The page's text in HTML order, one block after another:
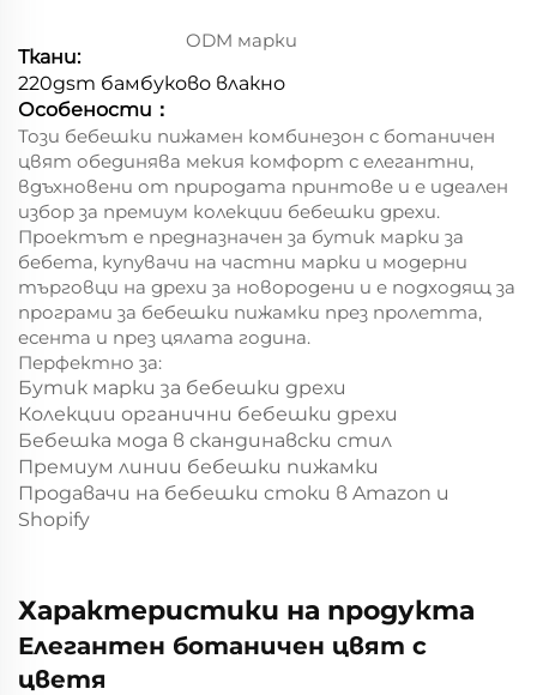
ODM марки
Ткани:
220gsm бамбуково влакно
Особености：
Този бебешки пижамен комбинезон с ботаничен
цвят обединява мекия комфорт с елегантни,
вдъхновени от природата принтове и е идеален
избор за премиум колекции бебешки дрехи.
Проектът е предназначен за бутик марки за
бебета, купувачи на частни марки и модерни
търговци на дрехи за новородени и е подходящ за
програми за бебешки пижамки през пролетта,
есента и през цялата година.
Перфектно за:
Бутик марки за бебешки дрехи
Колекции органични бебешки дрехи
Бебешка мода в скандинавски стил
Премиум линии бебешки пижамки
Продавачи на бебешки стоки в Amazon и
Shopify
Характеристики на продукта
Елегантен ботаничен цвят с
цветя